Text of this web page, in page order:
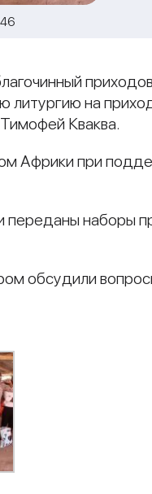
на
Кваква.
Африки при
наборы
обсудили